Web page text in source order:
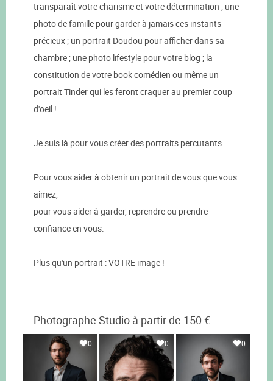
transparaît votre charisme et votre détermination ; une
photo de famille pour garder à jamais ces instants
précieux ; un portrait Doudou pour afficher dans sa
chambre ; une photo lifestyle pour votre blog ; la
constitution de votre book comédien ou même un
portrait Tinder qui les feront craquer au premier coup
d'oeil !
Je suis là pour vous créer des portraits percutants.
Pour vous aider à obtenir un portrait de vous que vous
aimez,
pour vous aider à garder, reprendre ou prendre
confiance en vous.
Plus qu'un portrait : VOTRE image !
Photographe Studio à partir de 150 €
0 0 0